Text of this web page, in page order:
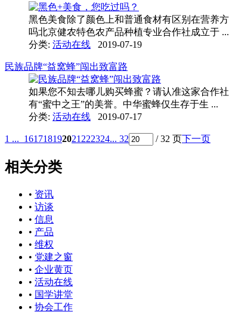
黑色美食除了颜色上和普通食材有区别在营养
吗北京健农特色农产品种植专业合作社成立于 ...
分类: 活动在线 2019-07-19
民族品牌“益窝蜂”闯出致富路
如果您不知去哪儿购买蜂蜜？请认准这家合作
有“蜜中之王”的美誉。中华蜜蜂仅生存于生 ...
分类: 活动在线 2019-07-17
1 ... 161718192021 222324... 32 / 32 页下一页
相关分类
• 资讯
• 访谈
• 信息
• 产品
• 维权
• 党建之窗
• 企业黄页
• 活动在线
• 国学讲堂
• 协会工作